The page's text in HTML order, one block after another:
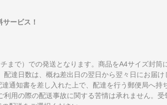
ービス！
まで）での発送となります。商品をA4サイズ封筒
配達日数は、概ね差出日の翌日から翌々日にお届
通知書を差し入れた上で、配達を行う郵便局へ
利用の際の配送事故に関する苦情は承れません。